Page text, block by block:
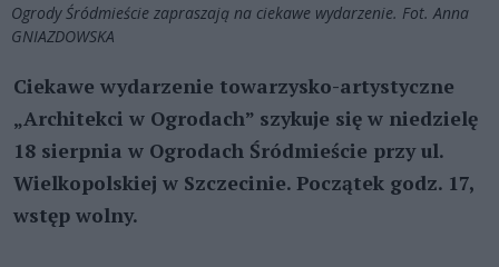
Ogrody Śródmieście zapraszają na ciekawe wydarzenie. Fot. Anna
GNIAZDOWSKA
Ciekawe wydarzenie towarzysko-artystyczne
„Architekci w Ogrodach” szykuje się w niedzielę
18 sierpnia w Ogrodach Śródmieście przy ul.
Wielkopolskiej w Szczecinie. Początek godz. 17,
wstęp wolny.